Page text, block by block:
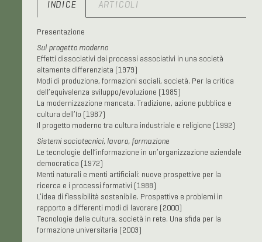
INDICE ARTICOLI
Presentazione
Sul progetto moderno
Effetti dissociativi dei processi associativi in una società
altamente differenziata (1979)
Modi di produzione, formazioni sociali, società. Per la critica
dell’equivalenza sviluppo/evoluzione (1985)
La modernizzazione mancata. Tradizione, azione pubblica e
cultura dell’Io (1987)
Il progetto moderno tra cultura industriale e religione (1992)
Sistemi sociotecnici, lavoro, formazione
Le tecnologie dell’informazione in un’organizzazione aziendale
democratica (1972)
Menti naturali e menti artificiali: nuove prospettive per la
ricerca e i processi formativi (1988)
L’idea di flessibilità sostenibile. Prospettive e problemi in
rapporto a differenti modi di lavorare (2000)
Tecnologie della cultura, società in rete. Una sfida per la
formazione universitaria (2003)